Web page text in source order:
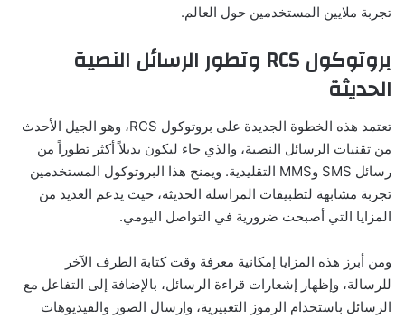
تجربة ملايين المستخدمين حول العالم.
بروتوكول RCS وتطور الرسائل النصية
الحديثة
تعتمد هذه الخطوة الجديدة على بروتوكول RCS، وهو الجيل الأحدث
من تقنيات الرسائل النصية، والذي جاء ليكون بديلاً أكثر تطوراً من
رسائل SMS وMMS التقليدية. ويمنح هذا البروتوكول المستخدمين
تجربة مشابهة لتطبيقات المراسلة الحديثة، حيث يدعم العديد من
المزايا التي أصبحت ضرورية في التواصل اليومي.
ومن أبرز هذه المزايا إمكانية معرفة وقت كتابة الطرف الآخر
للرسالة، وإظهار إشعارات قراءة الرسائل، بالإضافة إلى التفاعل مع
الرسائل باستخدام الرموز التعبيرية، وإرسال الصور والفيديوهات